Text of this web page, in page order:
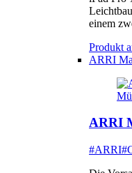
einem
Produkt
ARRI
ARRI
#ARRI